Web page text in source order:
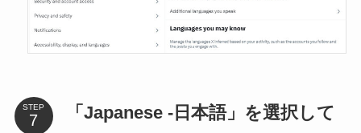
STEP
「Japanese -日本語」を選択して